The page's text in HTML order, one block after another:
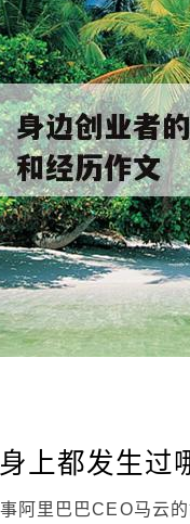
上都发生过
阿里巴巴CEO马云